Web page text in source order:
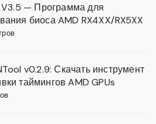
V3.5 — Программа для
биоса AMD RX4XX/RX5XX
v0.2.9: Скачать инструмент
таймингов AMD GPUs